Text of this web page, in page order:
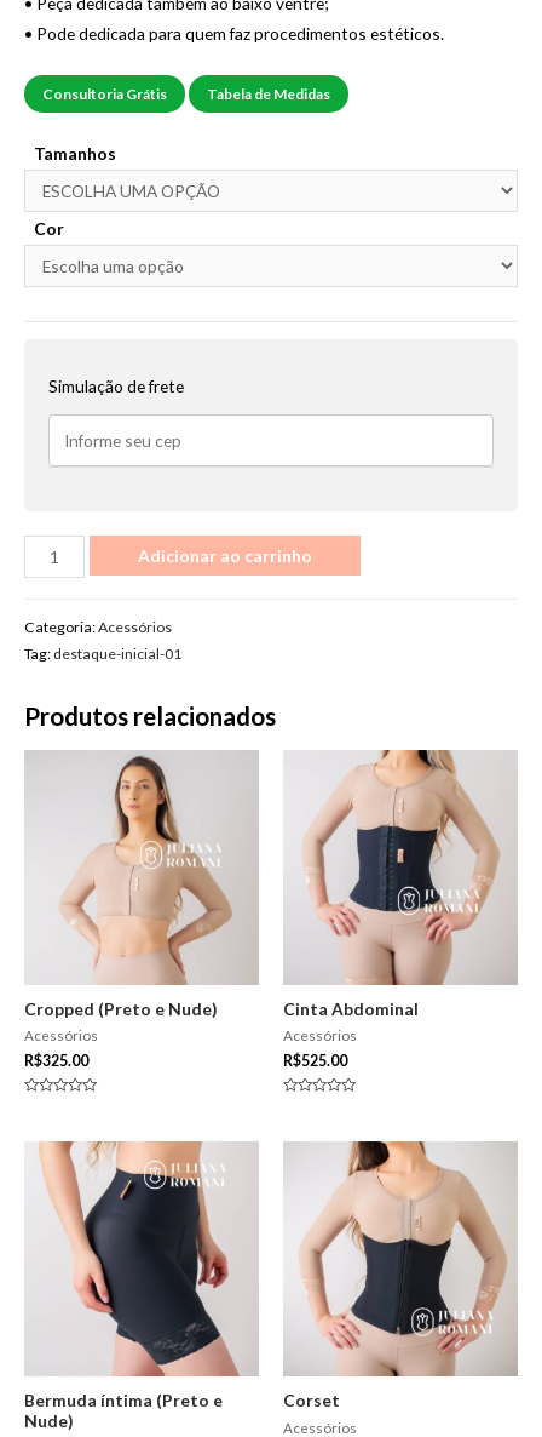
• Pode dedicada para quem faz procedimentos estéticos.
Consultoria Grátis Tabela de Medidas
Tamanhos
Cor
Simulação de frete
Body
com
(Rosa
quantidade
Adicionar ao carrinho
Categoria:Acessórios
Tag: destaque-inicial-01
Produtos relacionados
Cropped (Preto e Nude)
Acessórios
R$325.00
Cinta Abdominal
Acessórios
R$525.00
5
Bermuda íntima (Preto e
Nude)
Corset
Acessórios